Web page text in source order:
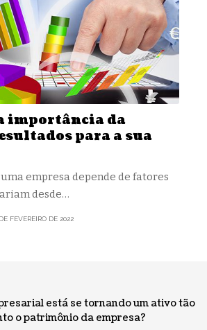
importância da
para a sua
empresa depende de fatores
desde…
FEVEREIRO DE 2022
está se tornando um ativo tão
o patrimônio da empresa?